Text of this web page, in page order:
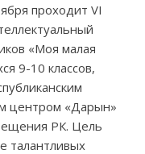
проходит VІ
«Моя малая
9-10 классов,
центром «Дарын»
РК. Цель
талантливых